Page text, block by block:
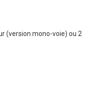
(version mono-voie) ou 2